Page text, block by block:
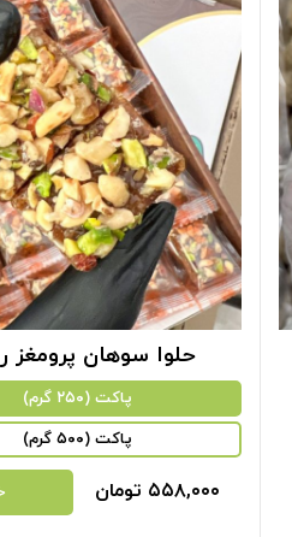
حلوا سوهان پرومغز
پاکت (۲۵۰ گرم)
پاکت (۵۰۰ گرم)
۵۵۸,۰۰۰ تومان